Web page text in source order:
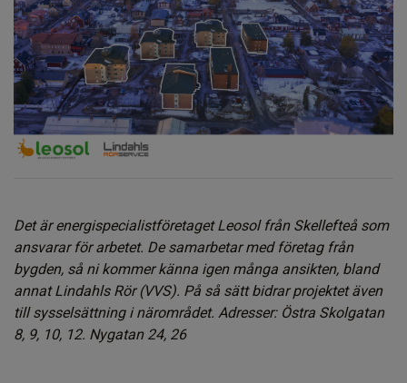
Det är energispecialistföretaget Leosol från Skellefteå som
ansvarar för arbetet. De samarbetar med företag från
bygden, så ni kommer känna igen många ansikten, bland
annat Lindahls Rör (VVS). På så sätt bidrar projektet även
till sysselsättning i närområdet. Adresser: Östra Skolgatan
8, 9, 10, 12. Nygatan 24, 26